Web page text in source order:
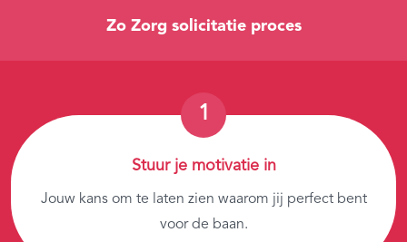
Zo Zorg solicitatie proces
Stuur je motivatie in
Jouw kans om te laten zien waarom jij perfect bent
voor de baan.